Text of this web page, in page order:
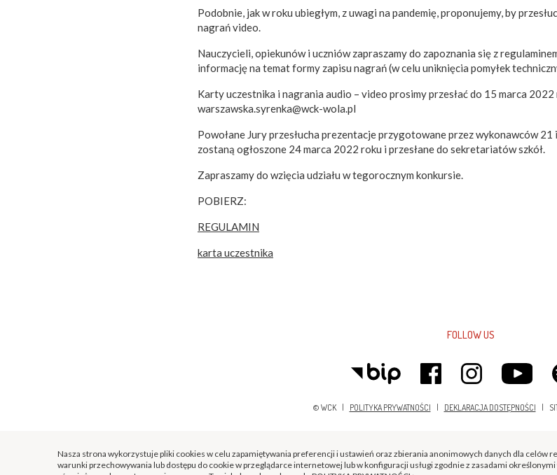
Podobnie, jak w roku ubiegłym, z uwagi na pandemię, proponujemy, by
nagrań video.
Nauczycieli, opiekunów i uczniów zapraszamy do zapoznania się z
informację na temat formy zapisu nagrań (w celu uniknięcia pomyłek
Karty uczestnika i nagrania audio – video prosimy przesłać do 15 marca
warszawska.syrenka@wck-wola.pl
Powołane Jury przesłucha prezentacje przygotowane przez wykonawców
zostaną ogłoszone 24 marca 2022 roku i przesłane do sekretariatów szkół.
Zapraszamy do wzięcia udziału w tegorocznym konkursie.
POBIERZ:
REGULAMIN
karta uczestnika
FOLLOW US
© WCK | POLITYKA PRYWATNOŚCI DEKLARACJA DOSTĘPNOŚCI |
Nasza strona wykorzystuje pliki cookies w celu zapamiętywania preferencji i ustawień oraz zbierania anonimowych danych dla celów
warunki przechowywania lub dostępu do cookie w przeglądarce internetowej lub w konfiguracji usługi zgodnie z zasadami